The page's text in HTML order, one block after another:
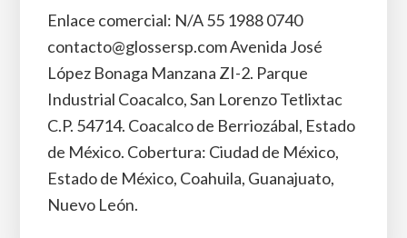
Enlace comercial: N/A 55 1988 0740
contacto@glossersp.com Avenida José
López Bonaga Manzana ZI-2. Parque
Industrial Coacalco, San Lorenzo Tetlixtac
C.P. 54714. Coacalco de Berriozábal, Estado
de México. Cobertura: Ciudad de México,
Estado de México, Coahuila, Guanajuato,
Nuevo León.